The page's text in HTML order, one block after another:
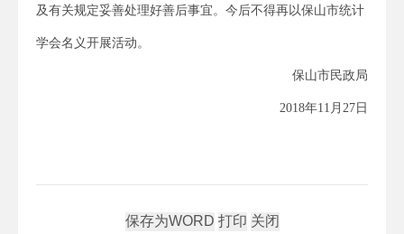
及有关规定妥善处理好善后事宜。今后不得再以保山市统计
学会名义开展活动。
保山市民政局
2018年11月27日